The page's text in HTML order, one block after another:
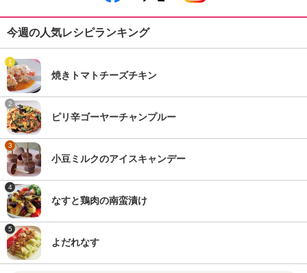
今週の人気レシピランキング
1
焼きトマトチーズチキン
2
ピリ辛ゴーヤーチャンプルー
3
小豆ミルクのアイスキャンデー
4
なすと鶏肉の南蛮漬け
5
よだれなす